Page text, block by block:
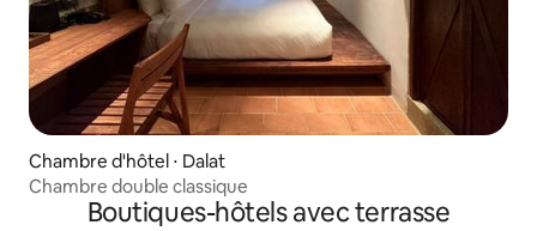
Chambre d'hôtel ⋅ Dalat
Chambre double classique
Boutiques-hôtels avec terrasse